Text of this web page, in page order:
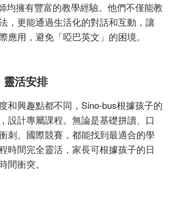
均擁有豐富的教學經驗。他們不僅能教
，更能通過生活化的對話和互動，讓
應用，避免「啞巴英文」的困境。
靈活安排
和興趣點都不同，Sino-bus根據孩子的
設計專屬課程。無論是基礎拼讀、口
刺、國際競賽，都能找到最適合的學
時間完全靈活，家長可根據孩子的日
間衝突。